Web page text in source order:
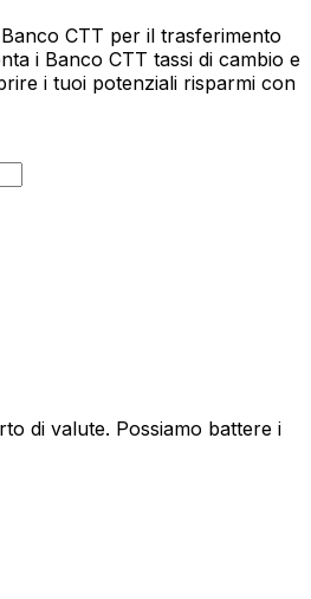
CTT per il trasferimento
i Banco CTT tassi di cambio e
i tuoi potenziali risparmi con
di valute. Possiamo battere i